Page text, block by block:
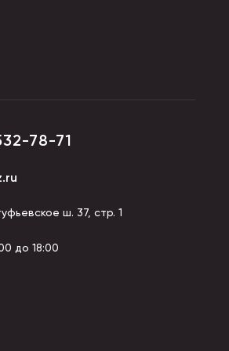
и они со звуком лопаются.
растекаться. Поддается резке
78-71
ш. 37, стр. 1
до 18:00